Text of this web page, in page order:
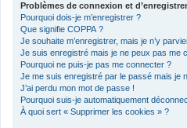
Problèmes de connexion et
Pourquoi dois-je m’enregistrer ?
Que signifie COPPA ?
Je souhaite m’enregistrer, mais je n’y
Je suis enregistré mais je ne peux pas me
Pourquoi ne puis-je pas me connecter ?
Je me suis enregistré par le passé mais je
J’ai perdu mon mot de passe !
Pourquoi suis-je automatiquement
À quoi sert « Supprimer les cookies » ?